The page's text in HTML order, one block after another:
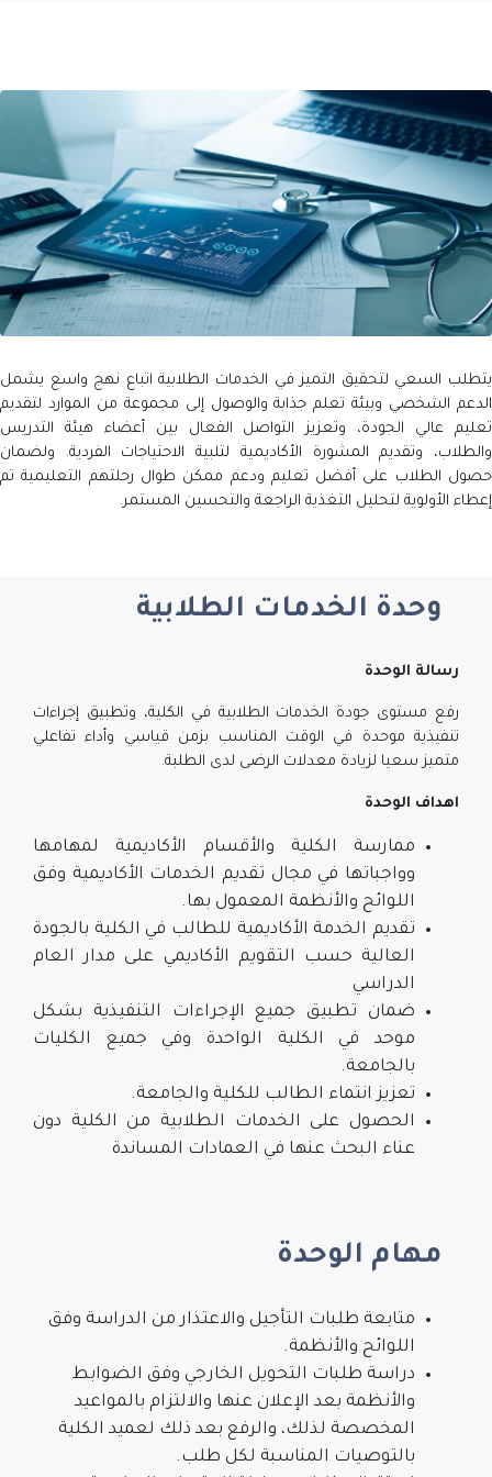
يتطلب السعي لتحقيق التميز في الخدمات الطلابية اتباع نهج واسع يشمل
الدعم الشخصي وبيئة تعلم جذابة والوصول إلى مجموعة من الموارد لتقديم
تعليم عالي الجودة، وتعزيز التواصل الفعال بين أعضاء هيئة التدريس
والطلاب، وتقديم المشورة الأكاديمية لتلبية الاحتياجات الفردية. ولضمان
حصول الطلاب على أفضل تعليم ودعم ممكن طوال رحلتهم التعليمية تم
إعطاء الأولوية لتحليل التغذية الراجعة والتحسين المستمر.
وحدة الخدمات الطلابية
رسالة الوحدة
رفع مستوى جودة الخدمات الطلابية في الكلية، وتطبيق إجراءات
تنفيذية موحدة في الوقت المناسب بزمن قياسي وأداء تفاعلي
متميز سعيا لزيادة معدلات الرضى لدى الطلبة.
اهداف الوحدة
ممارسة الكلية والأقسام الأكاديمية لمهامها
وواجباتها في مجال تقديم الخدمات الأكاديمية وفق
اللوائح والأنظمة المعمول بها.
تقديم الخدمة الأكاديمية للطالب في الكلية بالجودة
العالية حسب التقويم الأكاديمي على مدار العام
الدراسي
ضمان تطبيق جميع الإجراءات التنفيذية بشكل
موحد في الكلية الواحدة وفي جميع الكليات
بالجامعة.
تعزيز انتماء الطالب للكلية والجامعة.
الحصول على الخدمات الطلابية من الكلية دون
عناء البحث عنها في العمادات المساندة
مهام الوحدة
متابعة طلبات التأجيل والاعتذار من الدراسة وفق
اللوائح والأنظمة.
دراسة طلبات التحويل الخارجي وفق الضوابط
والأنظمة بعد الإعلان عنها والالتزام بالمواعيد
المخصصة لذلك، والرفع بعد ذلك لعميد الكلية
بالتوصيات المناسبة لكل طلب.